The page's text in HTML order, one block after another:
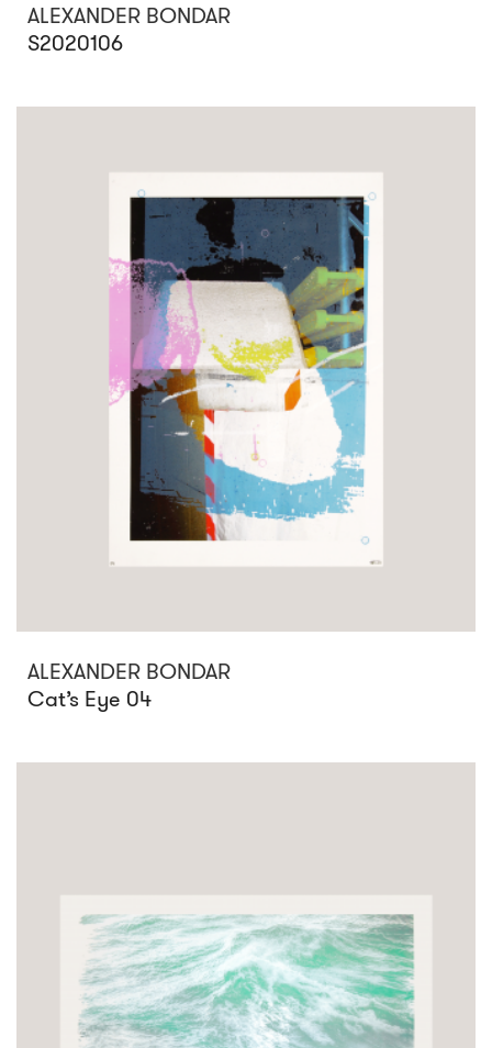
ALEXANDER BONDAR
S2020106
ALEXANDER BONDAR
Cat’s Eye 04